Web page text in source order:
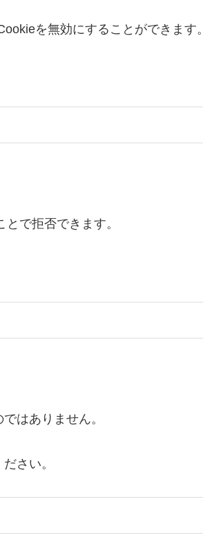
を無効にすることができます。
で拒否できます。
はありません。
さい。